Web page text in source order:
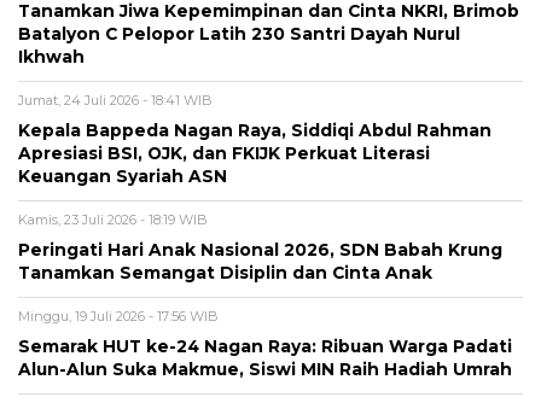
Tanamkan Jiwa Kepemimpinan dan Cinta NKRI, Brimob
Batalyon C Pelopor Latih 230 Santri Dayah Nurul
Ikhwah
Jumat, 24 Juli 2026 - 18:41 WIB
Kepala Bappeda Nagan Raya, Siddiqi Abdul Rahman
Apresiasi BSI, OJK, dan FKIJK Perkuat Literasi
Keuangan Syariah ASN
Kamis, 23 Juli 2026 - 18:19 WIB
Peringati Hari Anak Nasional 2026, SDN Babah Krung
Tanamkan Semangat Disiplin dan Cinta Anak
Minggu, 19 Juli 2026 - 17:56 WIB
Semarak HUT ke-24 Nagan Raya: Ribuan Warga Padati
Alun-Alun Suka Makmue, Siswi MIN Raih Hadiah Umrah